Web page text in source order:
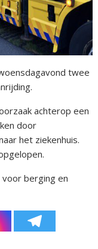
twee
achterop een
door
het ziekenhuis.
berging en